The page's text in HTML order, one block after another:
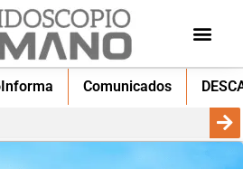
Comunicados